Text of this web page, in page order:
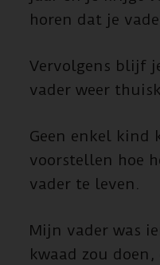
horen dat je
Vervolgens blijf
vader weer
Geen enkel kind
voorstellen hoe
vader te leven.
Mijn vader was
kwaad zou